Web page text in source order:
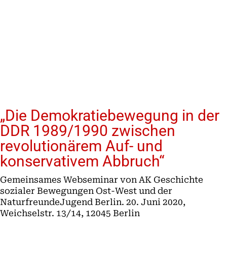
„Die Demokratiebewegung in der
DDR 1989/1990 zwischen
revolutionärem Auf- und
konservativem Abbruch“
Gemeinsames Webseminar von AK Geschichte
sozialer Bewegungen Ost-West und der
NaturfreundeJugend Berlin. 20. Juni 2020,
Weichselstr. 13/14, 12045 Berlin